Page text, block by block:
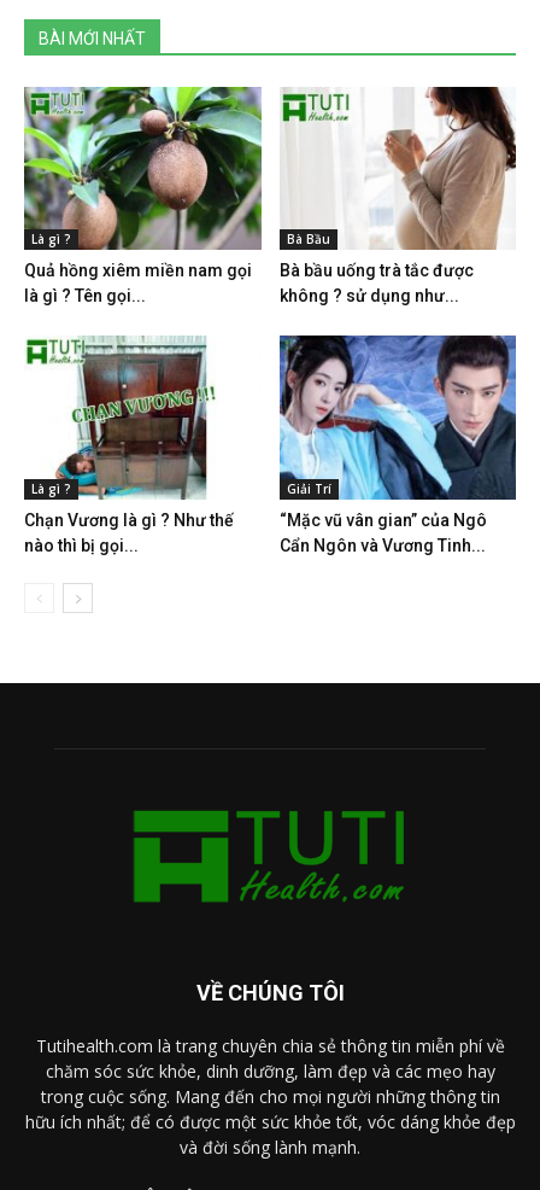
BÀI MỚI NHẤT
Là gì ?
Quả hồng xiêm miền nam gọi
là gì ? Tên gọi...
Bà Bầu
Bà bầu uống trà tắc được
không ? sử dụng như...
Là gì ?
Chạn Vương là gì ? Như thế
nào thì bị gọi...
Giải Trí
“Mặc vũ vân gian” của Ngô
Cẩn Ngôn và Vương Tinh...
VỀ CHÚNG TÔI
Tutihealth.com là trang chuyên chia sẻ thông tin miễn phí về
chăm sóc sức khỏe, dinh dưỡng, làm đẹp và các mẹo hay
trong cuộc sống. Mang đến cho mọi người những thông tin
hữu ích nhất; để có được một sức khỏe tốt, vóc dáng khỏe đẹp
và đời sống lành mạnh.